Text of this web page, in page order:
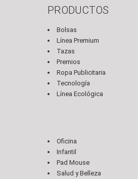
PRODUCTOS
Bolsas
Línea Premium
Tazas
Premios
Ropa Publicitaria
Tecnología
Línea Ecológica
Oficina
Infantil
Pad Mouse
Salud y Belleza